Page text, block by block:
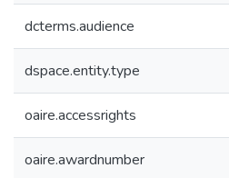
dcterms.audience
dspace.entity.type
oaire.accessrights
oaire.awardnumber